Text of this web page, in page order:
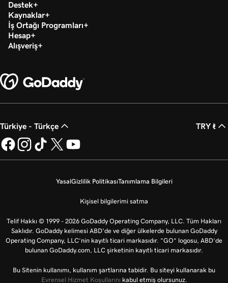
Destek
Kaynaklar
İş Ortağı Programları
Hesap
Alışveriş
Türkiye - Türkçe TRY ₺
YasalGizlilik PolitikasıTanımlama Bilgileri
Kişisel bilgilerimi satma
Telif Hakkı © 1999 - 2026 GoDaddy Operating Company, LLC. Tüm Hakları
Saklıdır. GoDaddy kelimesi ABD'de ve diğer ülkelerde bulunan GoDaddy
Operating Company, LLC’nin kayıtlı ticari markasıdır. “GO” logosu, ABD’de
bulunan GoDaddy.com, LLC şirketinin kayıtlı ticari markasıdır.
Bu Sitenin kullanımı, kullanım şartlarına tabidir. Bu siteyi kullanarak bu
Evrensel Hizmet Koşullarını kabul etmiş olursunuz.